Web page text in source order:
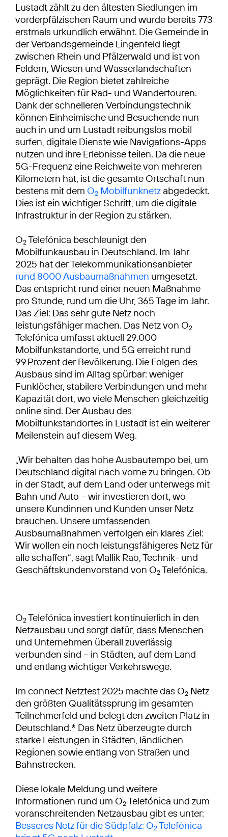
Lustadt zählt zu den ältesten Siedlungen im
vorderpfälzischen Raum und wurde bereits 773
erstmals urkundlich erwähnt. Die Gemeinde in
der Verbandsgemeinde Lingenfeld liegt
zwischen Rhein und Pfälzerwald und ist von
Feldern, Wiesen und Wasserlandschaften
geprägt. Die Region bietet zahlreiche
Möglichkeiten für Rad- und Wandertouren.
Dank der schnelleren Verbindungstechnik
können Einheimische und Besuchende nun
auch in und um Lustadt reibungslos mobil
surfen, digitale Dienste wie Navigations-Apps
nutzen und ihre Erlebnisse teilen. Da die neue
5G-Frequenz eine Reichweite von mehreren
Kilometern hat, ist die gesamte Ortschaft nun
bestens mit dem O2 Mobilfunknetz abgedeckt.
Dies ist ein wichtiger Schritt, um die digitale
Infrastruktur in der Region zu stärken.
O2Telefónica beschleunigt den
Mobilfunkausbau in Deutschland. Im Jahr
2025 hat der Telekommunikationsanbieter
rund 8000 Ausbaumaßnahmen umgesetzt.
Das entspricht rund einer neuen Maßnahme
pro Stunde, rund um die Uhr, 365 Tage im Jahr.
Das Ziel: Das sehr gute Netz noch
leistungsfähiger machen. Das Netz von O2
Telefónica umfasst aktuell 29.000
Mobilfunkstandorte, und 5G erreicht rund
99 Prozent der Bevölkerung. Die Folgen des
Ausbaus sind im Alltag spürbar: weniger
Funklöcher, stabilere Verbindungen und mehr
Kapazität dort, wo viele Menschen gleichzeitig
online sind. Der Ausbau des
Mobilfunkstandortes in Lustadt ist ein weiterer
Meilenstein auf diesem Weg.
„Wir behalten das hohe Ausbautempo bei, um
Deutschland digital nach vorne zu bringen. Ob
in der Stadt, auf dem Land oder unterwegs mit
Bahn und Auto – wir investieren dort, wo
unsere Kundinnen und Kunden unser Netz
brauchen. Unsere umfassenden
Ausbaumaßnahmen verfolgen ein klares Ziel:
Wir wollen ein noch leistungsfähigeres Netz für
alle schaffen“, sagt Mallik Rao, Technik- und
Geschäftskundenvorstand von O2Telefónica.
O2Telefónica investiert kontinuierlich in den
Netzausbau und sorgt dafür, dass Menschen
und Unternehmen überall zuverlässig
verbunden sind – in Städten, auf dem Land
und entlang wichtiger Verkehrswege.
Im connect Netztest 2025 machte das O2 Netz
den größten Qualitätssprung im gesamten
Teilnehmerfeld und belegt den zweiten Platz in
Deutschland.* Das Netz überzeugte durch
starke Leistungen in Städten, ländlichen
Regionen sowie entlang von Straßen und
Bahnstrecken.
Diese lokale Meldung und weitere
Informationen rund um O2Telefónica und zum
voranschreitenden Netzausbau gibt es unter:
Besseres Netz für die Südpfalz: O2Telefónica